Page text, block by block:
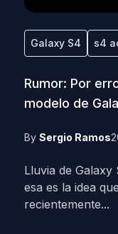
Galaxy S4 s4
Rumor: Por
modelo de
By Sergio Ramos
Lluvia de
esa es la idea
recientemente...